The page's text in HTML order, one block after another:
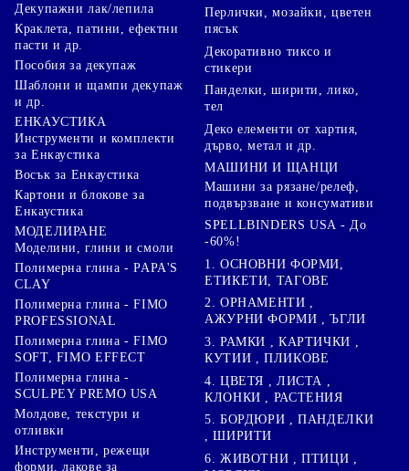
Декупажни лак/лепила
Краклета, патини, ефектни
пасти и др.
Пособия за декупаж
Шаблони и щампи декупаж
и др.
ЕНКАУСТИКА
Инструменти и комплекти
за Енкаустика
Восък за Енкаустика
Картони и блокове за
Енкаустика
МОДЕЛИРАНЕ
Моделини, глини и смоли
Полимерна глина - PAPA'S
CLAY
Полимерна глина - FIMO
PROFESSIONAL
Полимерна глина - FIMO
SOFT, FIMO EFFECT
Полимерна глина -
SCULPEY PREMO USA
Молдове, текстури и
отливки
Инструменти, режещи
форми, лакове за
Перлички, мозайки, цветен
пясък
Декоративно тиксо и
стикери
Панделки, ширити, лико,
тел
Деко елементи от хартия,
дърво, метал и др.
МАШИНИ И ЩАНЦИ
Машини за рязане/релеф,
подвързване и консумативи
SPELLBINDERS USA - До
-60%!
1. ОСНОВНИ ФОРМИ,
ЕТИКЕТИ, ТАГОВЕ
2. ОРНАМЕНТИ ,
АЖУРНИ ФОРМИ , ЪГЛИ
3. РАМКИ , КАРТИЧКИ ,
КУТИИ , ПЛИКОВЕ
4. ЦВЕТЯ , ЛИСТА ,
КЛОНКИ , РАСТЕНИЯ
5. БОРДЮРИ , ПАНДЕЛКИ
, ШИРИТИ
6. ЖИВОТНИ , ПТИЦИ ,